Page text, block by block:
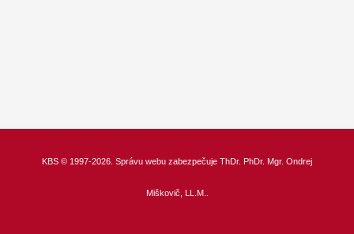
KBS © 1997-2026. Správu webu zabezpečuje ThDr. PhDr. Mgr. Ondrej
Miškovič, LL.M.